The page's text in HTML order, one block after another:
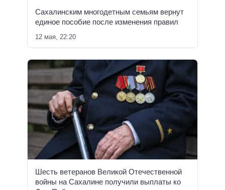
Сахалинским многодетным семьям вернут
единое пособие после изменения правил
12 мая, 22:20
Шесть ветеранов Великой Отечественной
войны на Сахалине получили выплаты ко